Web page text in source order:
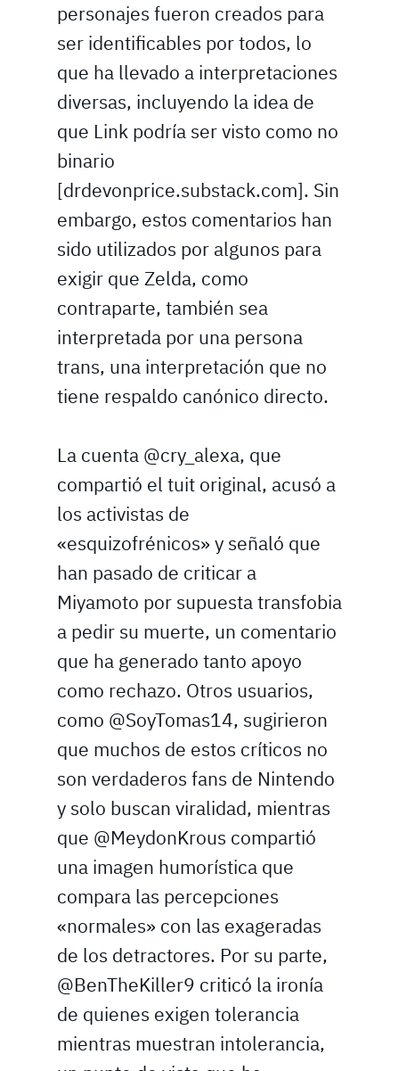
personajes fueron creados para
ser identificables por todos, lo
que ha llevado a interpretaciones
diversas, incluyendo la idea de
que Link podría ser visto como no
binario
[drdevonprice.substack.com]. Sin
embargo, estos comentarios han
sido utilizados por algunos para
exigir que Zelda, como
contraparte, también sea
interpretada por una persona
trans, una interpretación que no
tiene respaldo canónico directo.
La cuenta @cry_alexa, que
compartió el tuit original, acusó a
los activistas de
«esquizofrénicos» y señaló que
han pasado de criticar a
Miyamoto por supuesta transfobia
a pedir su muerte, un comentario
que ha generado tanto apoyo
como rechazo. Otros usuarios,
como @SoyTomas14, sugirieron
que muchos de estos críticos no
son verdaderos fans de Nintendo
y solo buscan viralidad, mientras
que @MeydonKrous compartió
una imagen humorística que
compara las percepciones
«normales» con las exageradas
de los detractores. Por su parte,
@BenTheKiller9 criticó la ironía
de quienes exigen tolerancia
mientras muestran intolerancia,